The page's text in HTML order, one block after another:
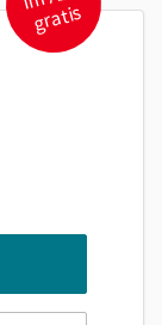
atis